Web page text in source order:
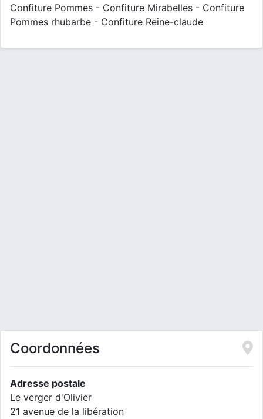
Confiture Pommes - Confiture Mirabelles - Confiture
Pommes rhubarbe - Confiture Reine-claude
Coordonnées
Adresse postale
Le verger d'Olivier
21 avenue de la libération